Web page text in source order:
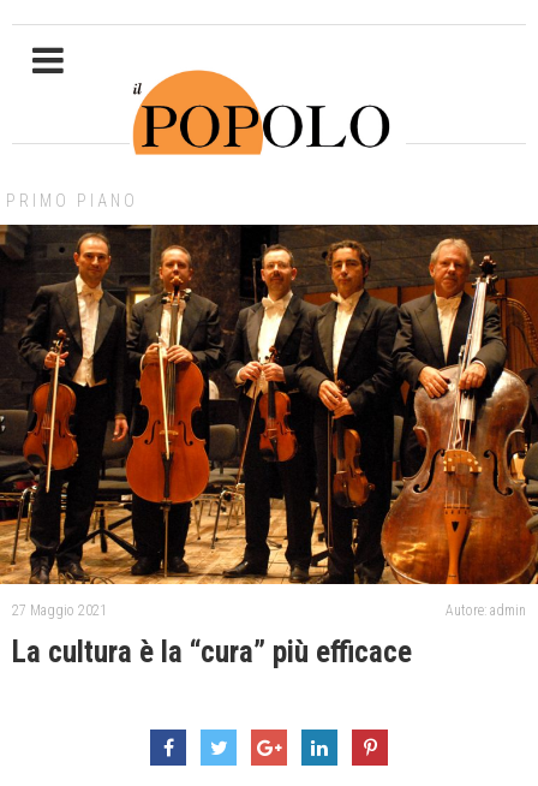
PRIMO PIANO
27 Maggio 2021 Autore: admin
La cultura è la “cura” più efficace